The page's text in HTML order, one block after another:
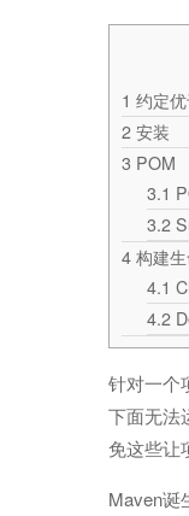
1 约定
2 安装
3 POM
3.1
3.2
4 构建
4.1
4.2
针对一个
下面无法
免这些让
Maven诞